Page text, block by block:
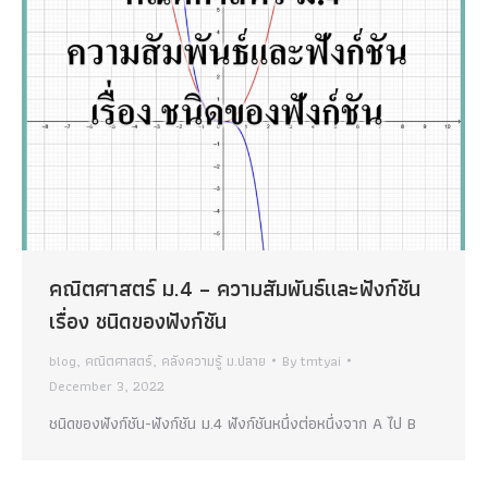
คณิตศาสตร์ ม.4 – ความสัมพันธ์และฟังก์ชัน
เรื่อง ชนิดของฟังก์ชัน
blog, คณิตศาสตร์, คลังความรู้ ม.ปลาย Bytmtyai
December 3, 2022
ชนิดของฟังก์ชัน-ฟังก์ชัน ม.4 ฟังก์ชันหนึ่งต่อหนึ่งจาก A ไป B